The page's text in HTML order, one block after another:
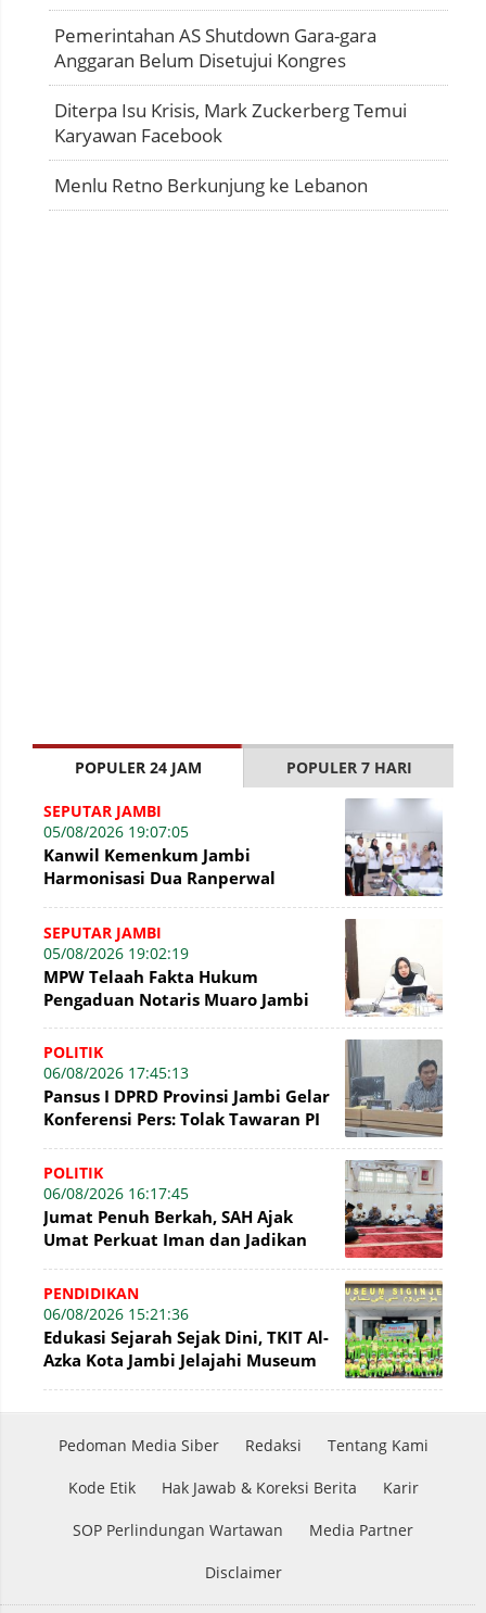
Pemerintahan AS Shutdown Gara-gara
Anggaran Belum Disetujui Kongres
Diterpa Isu Krisis, Mark Zuckerberg Temui
Karyawan Facebook
Menlu Retno Berkunjung ke Lebanon
POPULER 24 JAM POPULER 7 HARI
SEPUTAR JAMBI
05/08/2026 19:07:05
Kanwil Kemenkum Jambi
Harmonisasi Dua Ranperwal
SEPUTAR JAMBI
05/08/2026 19:02:19
MPW Telaah Fakta Hukum
Pengaduan Notaris Muaro Jambi
POLITIK
06/08/2026 17:45:13
Pansus I DPRD Provinsi Jambi Gelar
Konferensi Pers: Tolak Tawaran PI
POLITIK
06/08/2026 16:17:45
Jumat Penuh Berkah, SAH Ajak
Umat Perkuat Iman dan Jadikan
Membangun Bangsa
PENDIDIKAN
06/08/2026 15:21:36
Edukasi Sejarah Sejak Dini, TKIT Al-
Azka Kota Jambi Jelajahi Museum
Pedoman Media Siber Redaksi Tentang Kami
Kode Etik Hak Jawab & Koreksi Berita Karir
SOP Perlindungan Wartawan Media Partner
Disclaimer